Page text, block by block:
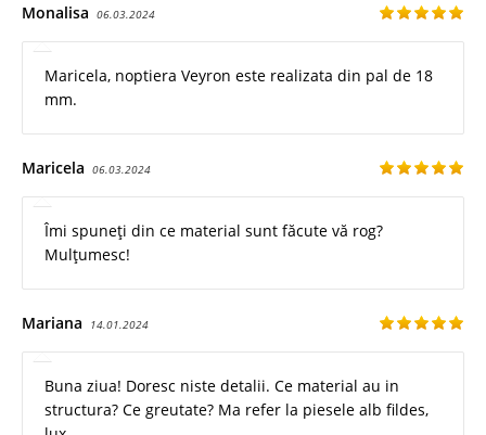
Monalisa 06.03.2024
Maricela, noptiera Veyron este realizata din pal de 18
mm.
Maricela 06.03.2024
Îmi spuneți din ce material sunt făcute vă rog?
Mulțumesc!
Mariana 14.01.2024
Buna ziua! Doresc niste detalii. Ce material au in
structura? Ce greutate? Ma refer la piesele alb fildes,